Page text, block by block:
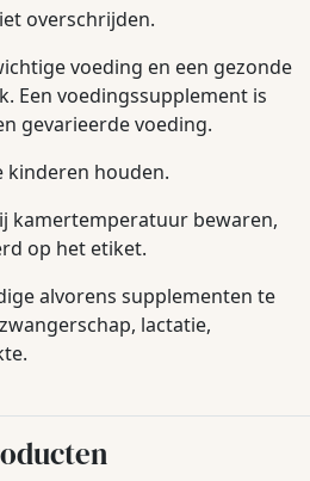
overschrijden.
voeding en een gezonde
Een voedingssupplement is
gevarieerde voeding.
kinderen houden.
kamertemperatuur bewaren,
op het etiket.
alvorens supplementen te
lactatie,